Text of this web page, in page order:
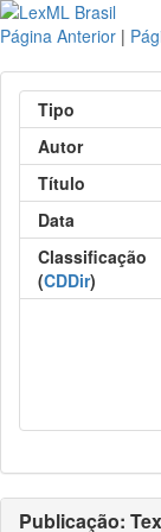
Página Anterior |
Tipo
Autor
Título
Data
Classificação
(CDDir)
Publicação: